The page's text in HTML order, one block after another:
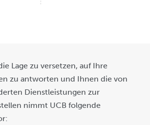
Lage zu versetzen, auf Ihre
zu antworten und Ihnen die von
Dienstleistungen zur
nimmt UCB folgende